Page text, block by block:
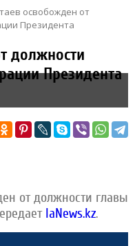
освобожден от
Президента
должности
Президента
от должности главы
IaNews.kz.